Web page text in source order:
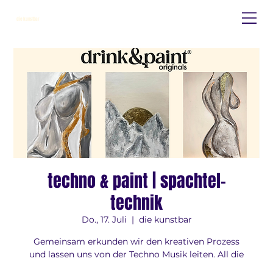
die kunstbar
techno & paint | spachtel-
technik
Do., 17. Juli
  |
die kunstbar
Gemeinsam erkunden wir den kreativen Prozess
und lassen uns von der Techno Musik leiten. All die